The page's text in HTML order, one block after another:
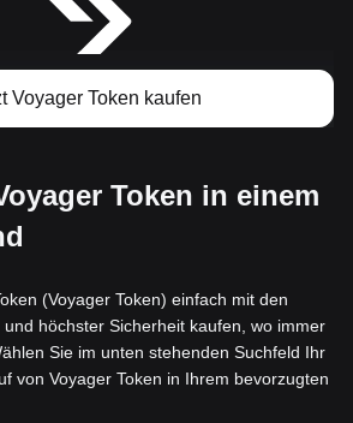
Voyager Token kaufen
Token in einem
(Voyager Token) einfach mit den
höchster Sicherheit kaufen, wo immer
Sie im unten stehenden Suchfeld Ihr
von Voyager Token in Ihrem bevorzugten